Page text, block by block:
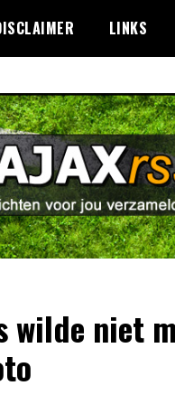
LINKS
wilde niet